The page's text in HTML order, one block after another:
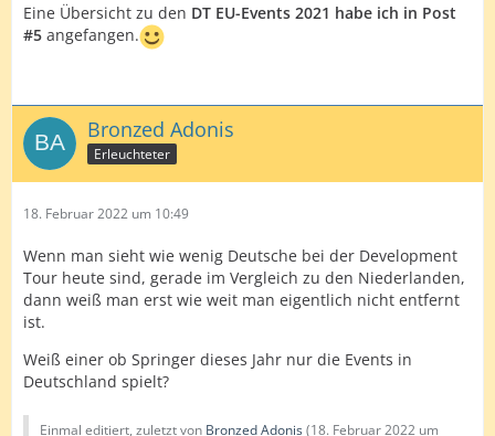
Eine Übersicht zu den DT EU-Events 2021 habe ich in Post
#5 angefangen.
Bronzed Adonis
Erleuchteter
18. Februar 2022 um 10:49
Wenn man sieht wie wenig Deutsche bei der Development
Tour heute sind, gerade im Vergleich zu den Niederlanden,
dann weiß man erst wie weit man eigentlich nicht entfernt
ist.
Weiß einer ob Springer dieses Jahr nur die Events in
Deutschland spielt?
Einmal editiert, zuletzt von Bronzed Adonis(18. Februar 2022 um